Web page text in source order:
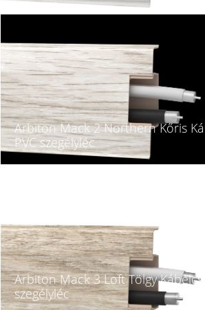
Arbiton Mack 2 Northern Kőris
PVC szegélyléc
Arbiton Mack 3 Loft Tölgy
szegélyléc